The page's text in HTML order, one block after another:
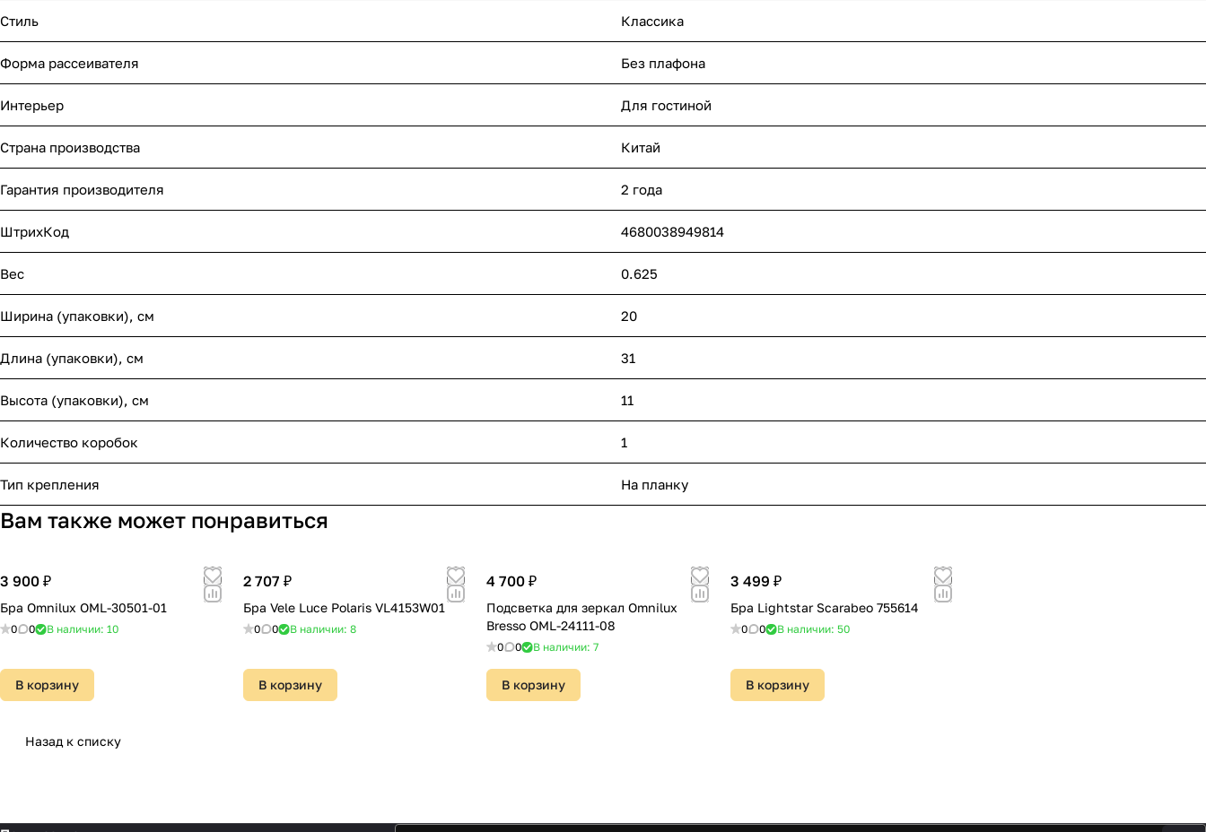
Стиль Классика
Форма рассеивателя Без плафона
Интерьер Для гостиной
Страна производства Китай
Гарантия производителя 2 года
ШтрихКод 4680038949814
Вес 0.625
Ширина (упаковки), см 20
Длина (упаковки), см 31
Высота (упаковки), см 11
Количество коробок 1
Тип крепления На планку
Вам также может понравиться
3 900 ₽
Бра Omnilux OML-30501-01
0 0 В наличии: 10
В корзину
2 707 ₽
Бра Vele Luce Polaris VL4153W01
0 0 В наличии: 8
В корзину
4 700 ₽
Подсветка для зеркал Omnilux
Bresso OML-24111-08
0 0 В наличии: 7
В корзину
3 499 ₽
Бра Lightstar Scarabeo 755614
0 0 В наличии: 50
В корзину
Назад к списку